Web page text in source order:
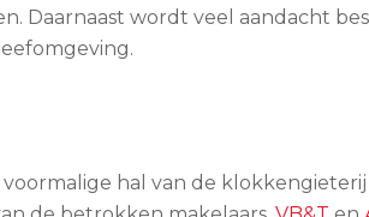
Daarnaast wordt veel aandacht
hal van de